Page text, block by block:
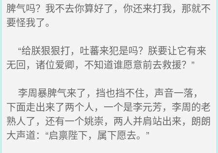
脾气吗？我不去你算好了，你还来打我，那就不
要怪我了。
“给朕狠狠打，吐蕃来犯是吗？朕要让它有来
无回，诸位爱卿，不知道谁愿意前去救援？”
李周暴脾气来了，挡也挡不住，声音一落，
下面走出来了两个人，一个是李元芳，李周的老
熟人了，还有一个姚崇，两人并肩站出来，朗朗
大声道：“启禀陛下，属下愿去。”